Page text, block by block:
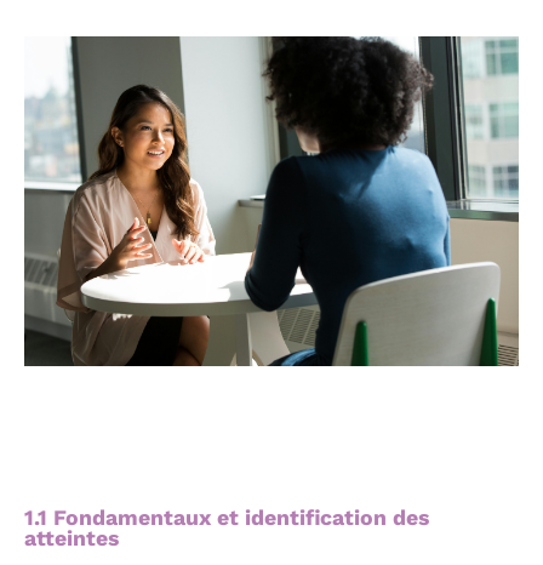
1.1 Fondamentaux et identification des
atteintes